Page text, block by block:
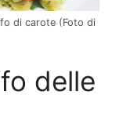
di carote (Foto di
delle